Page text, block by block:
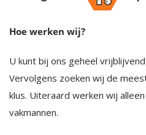
Hoe werken wij?
U kunt bij ons geheel
Vervolgens zoeken wij de
klus. Uiteraard werken wij
vakmannen.